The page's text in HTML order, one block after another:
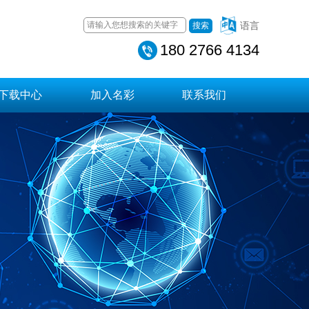
搜索 语言
180 2766 4134
载中心 加入名彩 联系我们